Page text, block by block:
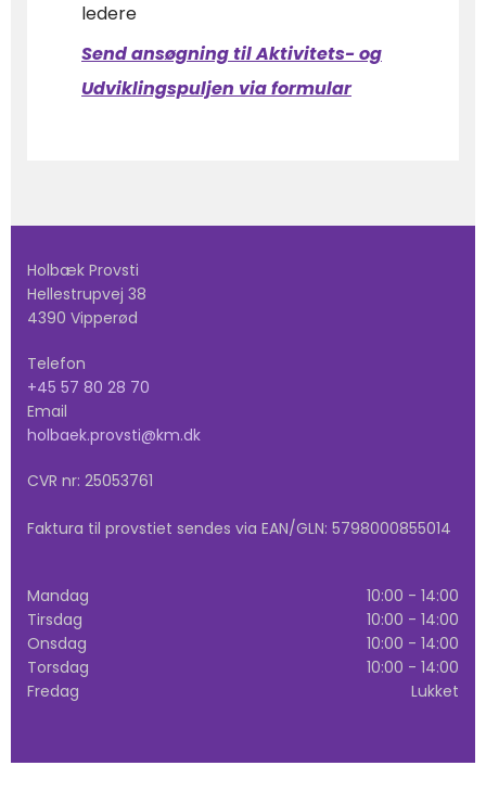
ledere
Send ansøgning til Aktivitets- og
Udviklingspuljen via formular
Holbæk Provsti
Hellestrupvej 38
4390 Vipperød
Telefon
+45 57 80 28 70
Email
holbaek.provsti@km.dk
CVR nr: 25053761
Faktura til provstiet sendes via EAN/GLN: 5798000855014
Mandag
10:00 - 14:00
Tirsdag
10:00 - 14:00
Onsdag
10:00 - 14:00
Torsdag
10:00 - 14:00
Fredag
Lukket